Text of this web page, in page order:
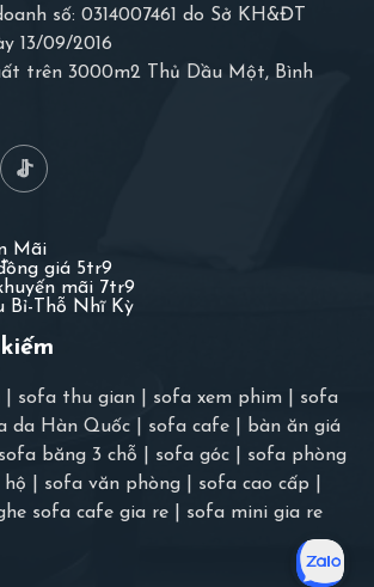
Mãi
giá 5tr9
mãi 7tr9
Bỉ-Thỗ Nhĩ Kỳ
số: 0314007461 do Sở KH&ĐT
13/09/2016
trên 3000m2 Thủ Dầu Một, Bình
sofa thu gian sofa xem phim
sofa
da Hàn Quốc sofa cafe
bàn ăn giá
sofa băng 3 chỗ sofa góc
sofa phòng
hộ sofa văn phòng sofa cao cấp
sofa cafe gia re sofa mini gia re